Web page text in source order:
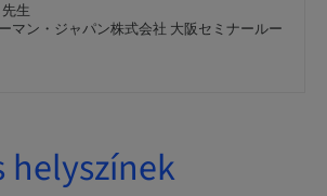
生
マン・ジャパン株式会社 大阪セミナールー
helyszínek